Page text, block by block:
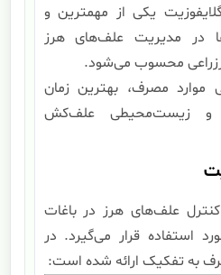
یکی از مهمترین و
در مدیریت علف‌های هرز
محسوب می‌شود.
موارد مصرف، بهترین زمان
و زیست‌محیطی علف‌کش
کنترل علف‌های هرز در باغات
استفاده قرار می‌گیرد. در
به تفکیک ارائه شده است: